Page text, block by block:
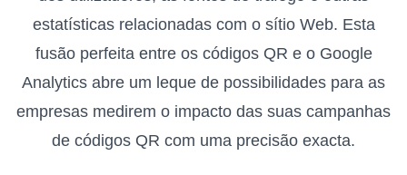
estatísticas relacionadas com o sítio Web. Esta
fusão perfeita entre os códigos QR e o Google
Analytics abre um leque de possibilidades para as
empresas medirem o impacto das suas campanhas
de códigos QR com uma precisão exacta.